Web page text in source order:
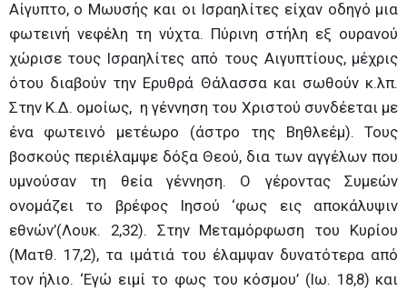
Αίγυπτο, ο Μωυσής και οι Ισραηλίτες είχαν οδηγό μια
φωτεινή νεφέλη τη νύχτα. Πύρινη στήλη εξ ουρανού
χώρισε τους Ισραηλίτες από τους Αιγυπτίους, μέχρις
ότου διαβούν την Ερυθρά Θάλασσα και σωθούν κ.λπ.
Στην Κ.Δ. ομοίως, η γέννηση του Χριστού συνδέεται με
ένα φωτεινό μετέωρο (άστρο της Βηθλεέμ). Τους
βοσκούς περιέλαμψε δόξα Θεού, δια των αγγέλων που
υμνούσαν τη θεία γέννηση. Ο γέροντας Συμεών
ονομάζει το βρέφος Ιησού ‘φως εις αποκάλυψιν
εθνών’(Λουκ. 2,32). Στην Μεταμόρφωση του Κυρίου
(Ματθ. 17,2), τα ιμάτιά του έλαμψαν δυνατότερα από
τον ήλιο. ‘Εγώ ειμί το φως του κόσμου’ (Ιω. 18,8) και